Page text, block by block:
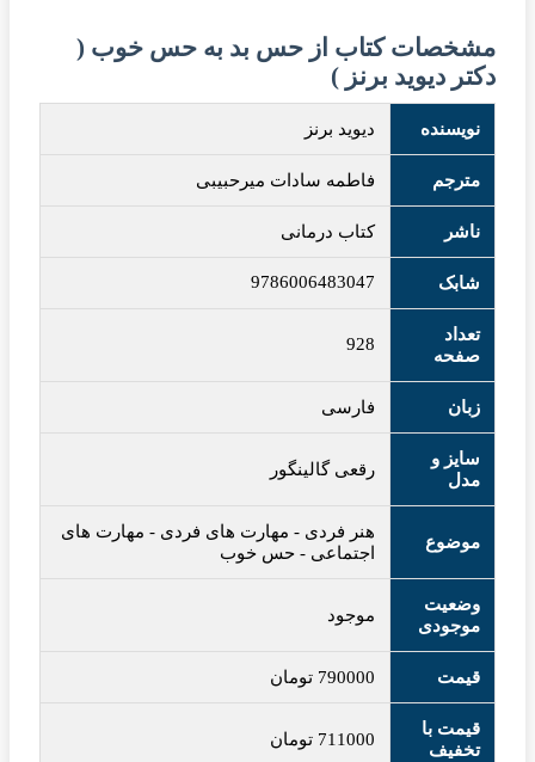
مشخصات کتاب از حس بد به حس خوب (
دکتر دیوید برنز )
نویسنده دیوید برنز
مترجم فاطمه سادات میرحبیبی
ناشر کتاب درمانی
شابک 9786006483047
تعداد
صفحه
928
زبان فارسی
سایز و
مدل
رقعی گالینگور
موضوع
هنر فردی - مهارت های فردی - مهارت های
اجتماعی - حس خوب
وضعیت
موجودی
موجود
قیمت 790000 تومان
قیمت با
تخفیف
711000 تومان